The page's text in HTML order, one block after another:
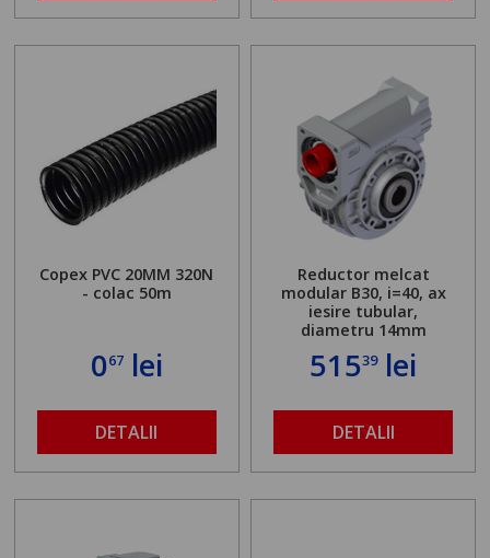
Copex PVC 20MM 320N
- colac 50m
067lei
DETALII
Reductor melcat
modular B30, i=40, ax
iesire tubular,
diametru 14mm
51539lei
DETALII